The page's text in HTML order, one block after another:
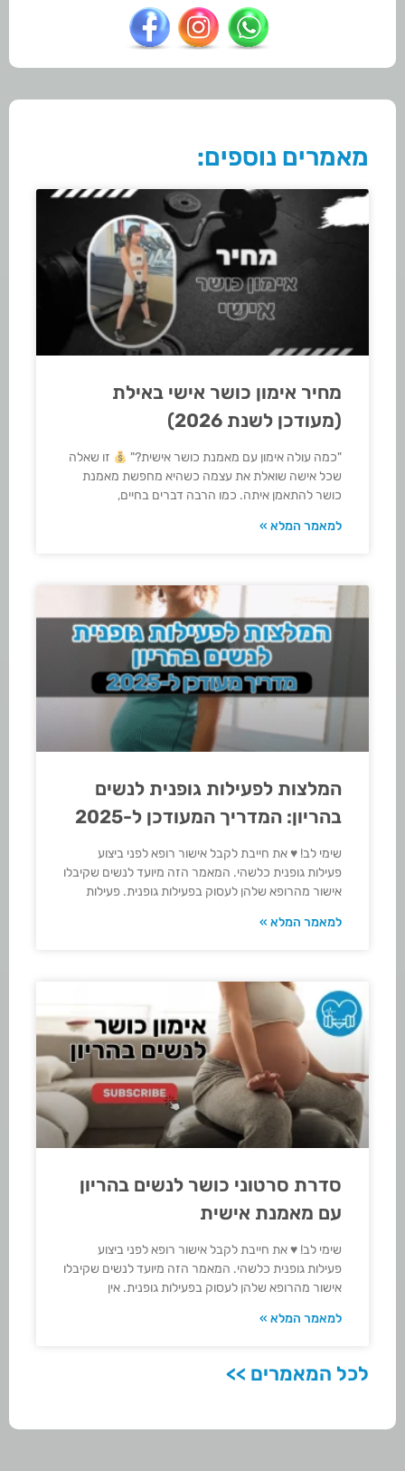
מאמרים נוספים:
מחיר אימון כושר אישי באילת
(מעודכן לשנת 2026)
"כמה עולה אימון עם מאמנת כושר אישית?"
זו שאלה
שכל אישה שואלת את עצמה כשהיא מחפשת מאמנת
כושר להתאמן איתה. כמו הרבה דברים בחיים,
למאמר המלא »
המלצות לפעילות גופנית לנשים
בהריון: המדריך המעודכן ל-2025
שימי לב! ♥ את חייבת לקבל אישור רופא לפני ביצוע
פעילות גופנית כלשהי. המאמר הזה מיועד לנשים שקיבלו
אישור מהרופא שלהן לעסוק בפעילות גופנית. פעילות
למאמר המלא »
סדרת סרטוני כושר לנשים בהריון
עם מאמנת אישית
שימי לב! ♥ את חייבת לקבל אישור רופא לפני ביצוע
פעילות גופנית כלשהי. המאמר הזה מיועד לנשים שקיבלו
אישור מהרופא שלהן לעסוק בפעילות גופנית. אין
למאמר המלא »
לכל המאמרים >>